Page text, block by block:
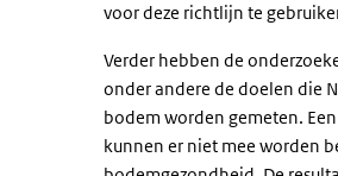
voor deze richtlijn te
Verder hebben de
onder andere de doelen die
bodem worden gemeten.
kunnen er niet mee worden